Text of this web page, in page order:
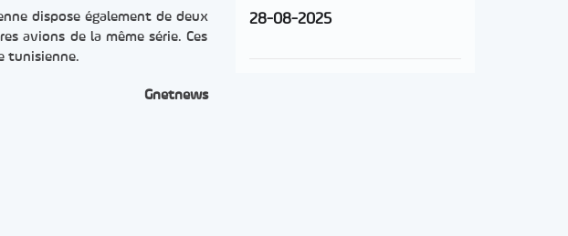
dispose également de deux
avions de la même série. Ces
tunisienne.
Gnetnews
28-08-2025